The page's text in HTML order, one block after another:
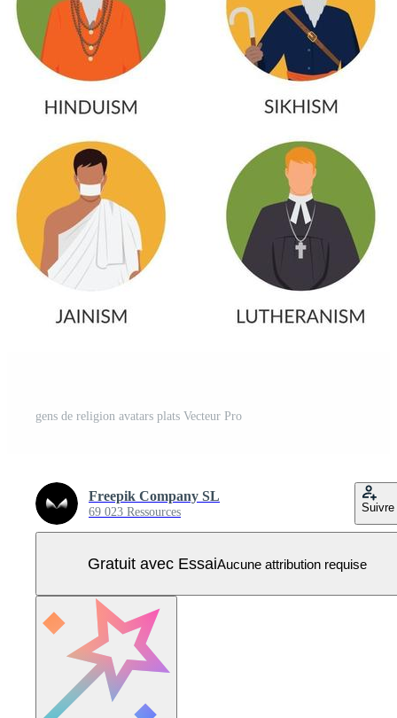
gens de religion avatars plats Vecteur Pro
Freepik Company SL
69 023 Ressources Suivre
Gratuit avec EssaiAucune attribution requise